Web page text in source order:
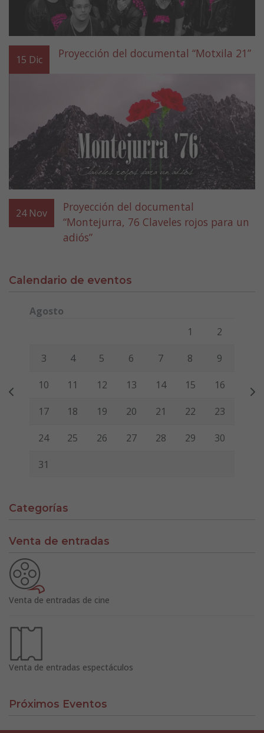
15 Dic Proyección del documental “Motxila 21”
24 Nov
Proyección del documental
“Montejurra, 76 Claveles rojos para un
adiós”
Calendario de eventos
Agosto
Viernes Sábado
1 2
3 4 5 6 7 8 9
10 11 12 13 14 15 16
17 18 19 20 21 22 23
24 25 26 27 28 29 30
31
Categorías
Venta de entradas
Venta de entradas de cine
Venta de entradas espectáculos
Próximos Eventos